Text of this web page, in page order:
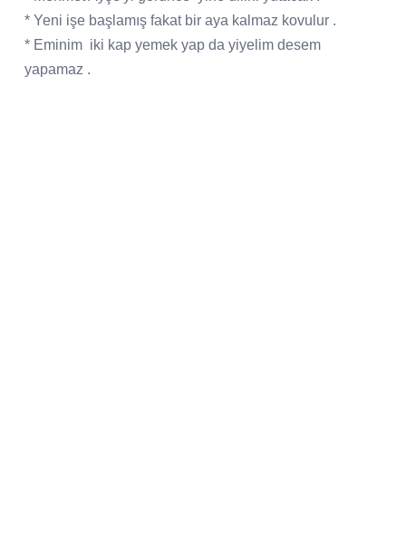
* Yeni işe başlamış fakat bir aya kalmaz kovulur .
* Eminim iki kap yemek yap da yiyelim desem
yapamaz .